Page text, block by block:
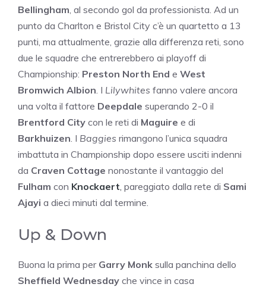
Bellingham, al secondo gol da professionista. Ad un
punto da Charlton e Bristol City c’è un quartetto a 13
punti, ma attualmente, grazie alla differenza reti, sono
due le squadre che entrerebbero ai playoff di
Championship: Preston North End e West
Bromwich Albion. I Lilywhites fanno valere ancora
una volta il fattore Deepdale superando 2-0 il
Brentford City con le reti di Maguire e di
Barkhuizen. I Baggies rimangono l’unica squadra
imbattuta in Championship dopo essere usciti indenni
da Craven Cottage nonostante il vantaggio del
Fulham con Knockaert, pareggiato dalla rete di Sami
Ajayi a dieci minuti dal termine.
Up & Down
Buona la prima per Garry Monk sulla panchina dello
Sheffield Wednesday che vince in casa